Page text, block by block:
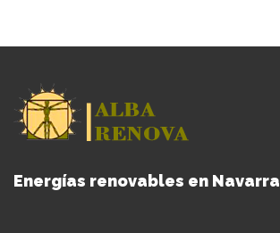
Energías renovables en Navarra